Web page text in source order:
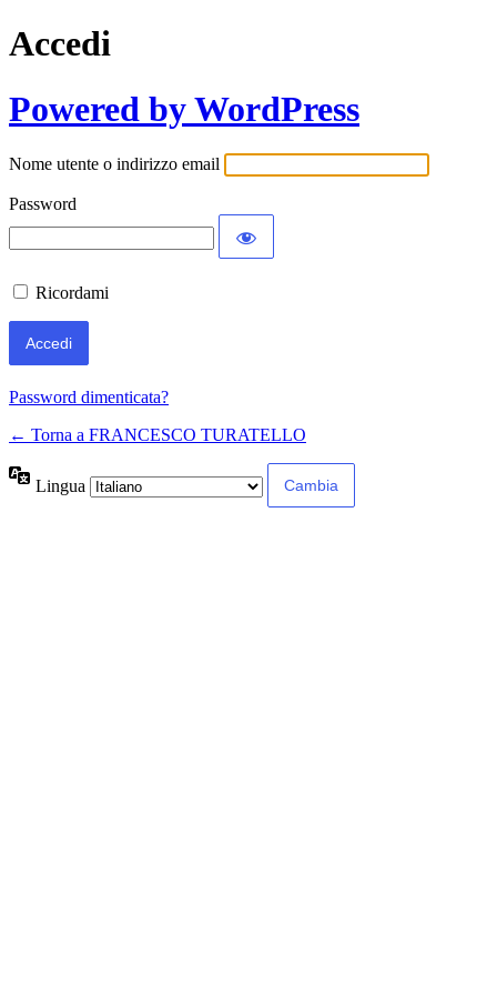
Accedi
Powered by WordPress
Nome utente o indirizzo email
Password
Ricordami
Password dimenticata?
← Torna a FRANCESCO TURATELLO
Lingua